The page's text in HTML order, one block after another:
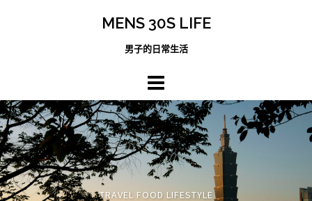
MENS 30S LIFE
男子的日常生活
TRAVEL FOOD LIFESTYLE